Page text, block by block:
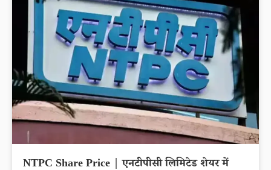
NTPC Share Price | एनटीपीसी लिमिटेड शेयर में